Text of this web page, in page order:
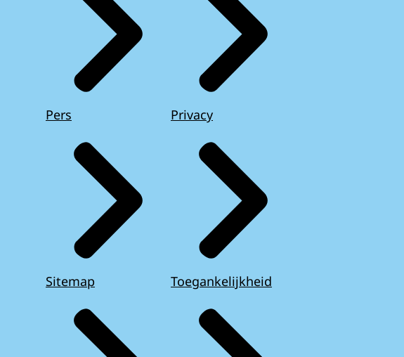
Pers
Sitemap
Privacy
Toegankelijkheid